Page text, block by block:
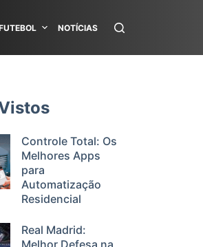
NOTÍCIAS
Controle Total: Os
Melhores Apps
para
Automatização
Residencial
Real Madrid:
Melhor Defesa na